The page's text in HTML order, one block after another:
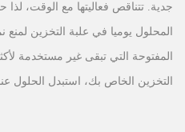
جدية. تتناقص فعاليتها مع الوقت، لذا
المحلول يوميا في علبة التخزين لمنع
المفتوحة التي تبقى غير مستخدمة
التخزين الخاص بك، استبدل الحلول